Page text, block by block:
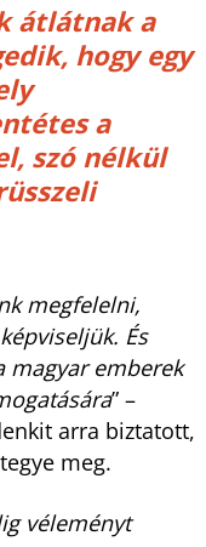
átlátnak a
hogy egy
a
szó nélkül
megfelelni,
És
magyar emberek
” –
arra biztatott,
meg.
véleményt